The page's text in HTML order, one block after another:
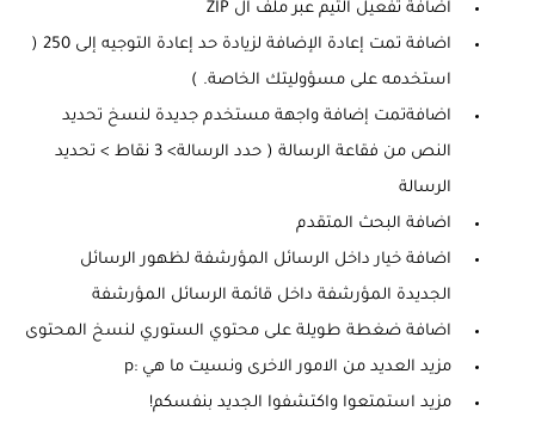
اضافة تفعيل الثيم عبر ملف ال ZIP
اضافة تمت إعادة الإضافة لزيادة حد إعادة التوجيه إلى 250 (
استخدمه على مسؤوليتك الخاصة. )
اضافةتمت إضافة واجهة مستخدم جديدة لنسخ تحديد
النص من فقاعة الرسالة ( حدد الرسالة> 3 نقاط > تحديد
الرسالة
اضافة البحث المتقدم
اضافة خيار داخل الرسائل المؤرشفة لظهور الرسائل
الجديدة المؤرشفة داخل قائمة الرسائل المؤرشفة
اضافة ضغطة طويلة على محتوي الستوري لنسخ المحتوى
مزيد العديد من الامور الاخرى ونسيت ما هي :p
مزيد استمتعوا واكتشفوا الجديد بنفسكم!